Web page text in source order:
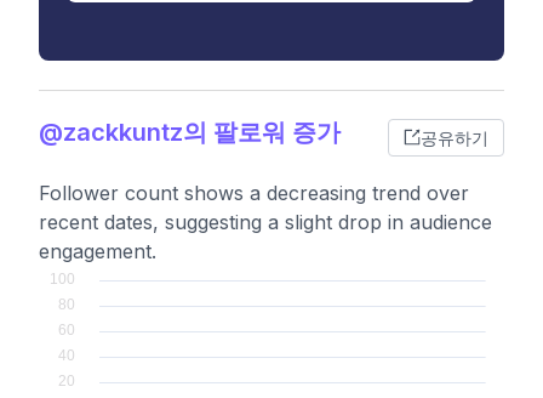
@zackkuntz의 팔로워 증가 공유하기
Follower count shows a decreasing trend over
recent dates, suggesting a slight drop in audience
engagement.